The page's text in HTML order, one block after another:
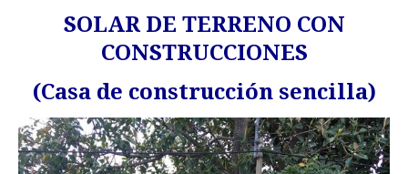
SOLAR DE TERRENO CON
CONSTRUCCIONES
(Casa de construcción sencilla)